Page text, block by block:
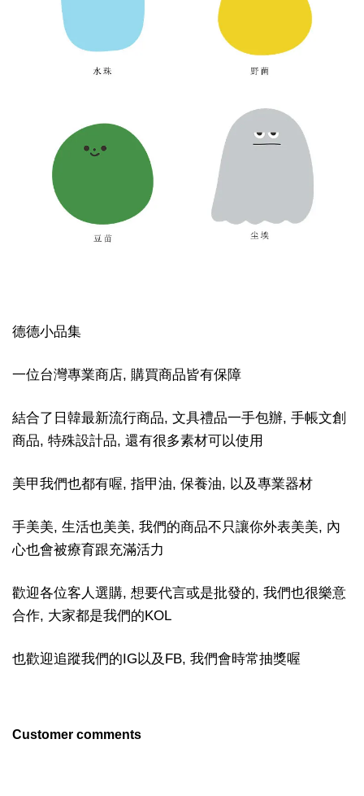
德德小品集
一位台灣專業商店, 購買商品皆有保障
結合了日韓最新流行商品, 文具禮品一手包辦, 手帳文創
商品, 特殊設計品, 還有很多素材可以使用
美甲我們也都有喔, 指甲油, 保養油, 以及專業器材
手美美, 生活也美美, 我們的商品不只讓你外表美美, 內
心也會被療育跟充滿活力
歡迎各位客人選購, 想要代言或是批發的, 我們也很樂意
合作, 大家都是我們的KOL
也歡迎追蹤我們的IG以及FB, 我們會時常抽獎喔
Customer comments